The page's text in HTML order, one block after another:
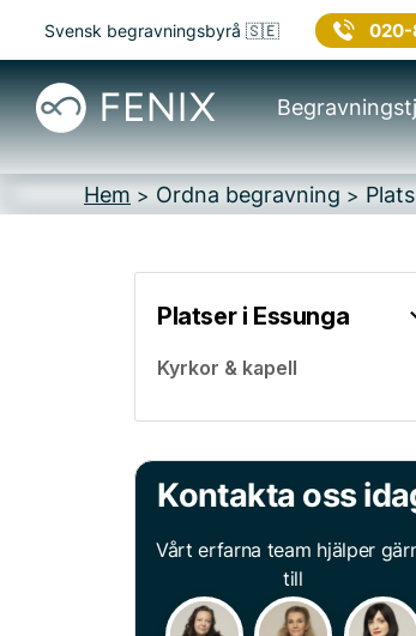
Svensk begravningsbyrå 🇸🇪 020-
Hem > Ordna begravning >
Platser i Essunga
Kyrkor & kapell
Kontakta oss
Vårt erfarna team hjälper
till